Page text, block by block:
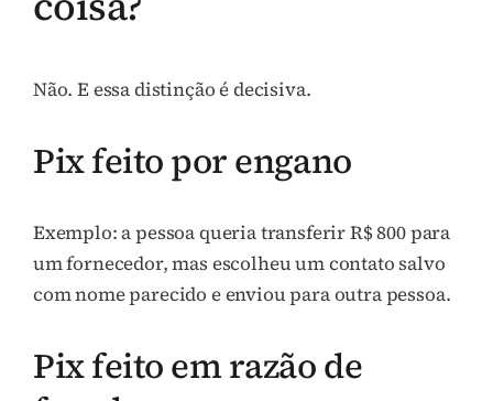
Não. E essa distinção é decisiva.
Pix feito por engano
Exemplo: a pessoa queria transferir R$ 800 para
um fornecedor, mas escolheu um contato salvo
com nome parecido e enviou para outra pessoa.
Pix feito em razão de